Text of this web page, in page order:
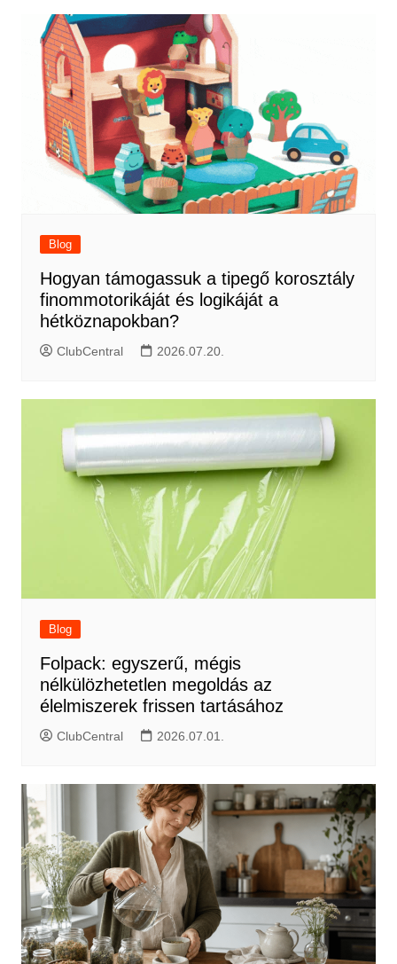
Blog
Hogyan támogassuk a tipegő korosztály
finommotorikáját és logikáját a
hétköznapokban?
ClubCentral 2026.07.20.
Blog
Folpack: egyszerű, mégis
nélkülözhetetlen megoldás az
élelmiszerek frissen tartásához
ClubCentral 2026.07.01.